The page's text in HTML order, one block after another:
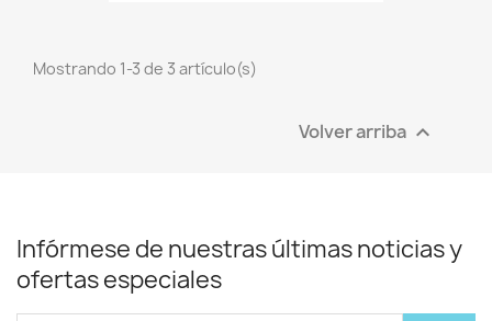
Mostrando 1-3 de 3 artículo(s)
Volver arriba 
Infórmese de nuestras últimas noticias y
ofertas especiales